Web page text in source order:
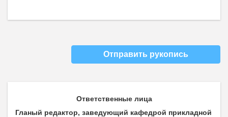
Отправить рукопись
Ответственные лица
Гланый редактор, заведующий кафедрой прикладной